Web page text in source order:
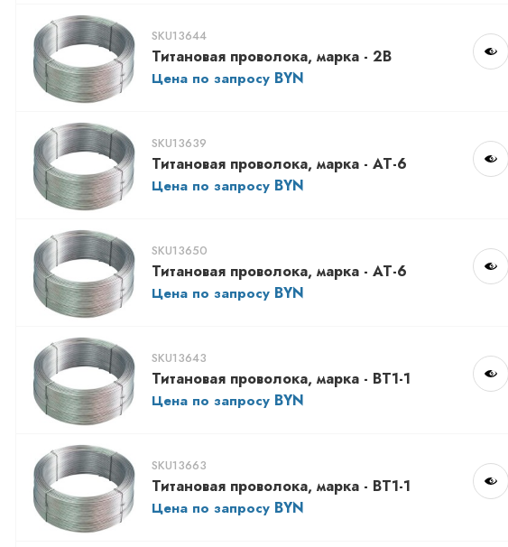
SKU13644
Титановая проволока, марка - 2В
Цена по запросу
SKU13639
Титановая проволока, марка - АТ-6
Цена по запросу
SKU13650
Титановая проволока, марка - АТ-6
Цена по запросу
SKU13643
Титановая проволока, марка - ВТ1-1
Цена по запросу
SKU13663
Титановая проволока, марка - ВТ1-1
Цена по запросу